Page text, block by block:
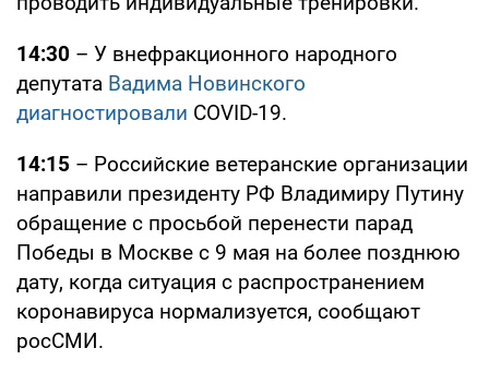
14:30 – У внефракционного народного
депутата Вадима Новинского
диагностировали COVID-19.
14:15 – Российские ветеранские организации
направили президенту РФ Владимиру Путину
обращение с просьбой перенести парад
Победы в Москве с 9 мая на более позднюю
дату, когда ситуация с распространением
коронавируса нормализуется, сообщают
росСМИ.